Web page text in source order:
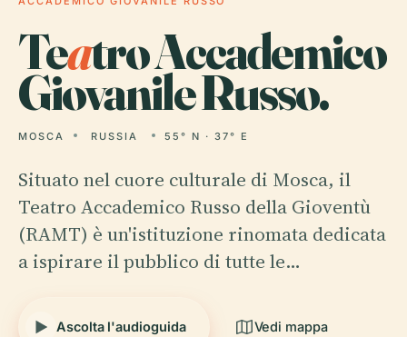
Teatro Accademico
Giovanile Russo.
MOSCA RUSSIA 55° N · 37° E
Situato nel cuore culturale di Mosca, il
Teatro Accademico Russo della Gioventù
(RAMT) è un'istituzione rinomata dedicata
a ispirare il pubblico di tutte le…
Ascolta l'audioguida Vedi mappa